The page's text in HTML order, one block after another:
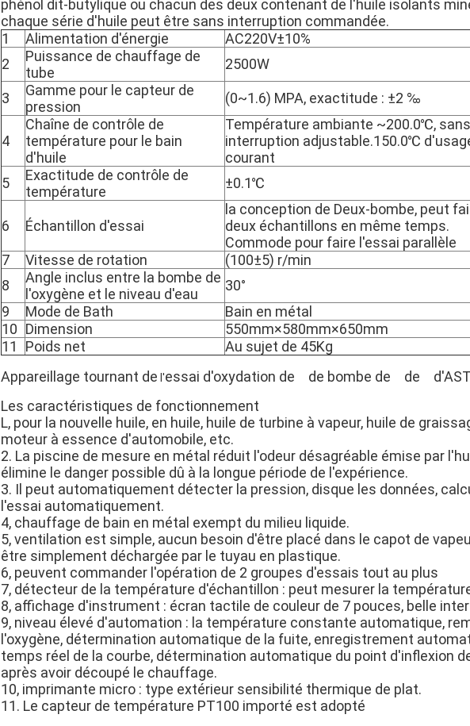
phénol dit-butylique ou chacun des deux contenant de l'huile isolants
chaque série d'huile peut être sans interruption commandée.
1
Alimentation d'énergie
AC220V±10%
2
Puissance de chauffage de
tube
2500W
3
Gamme pour le capteur de
pression
(0~1.6) MPA, exactitude : ±2 ‰
4
Chaîne de contrôle de
température pour le bain
d'huile
Température ambiante ~200.0℃, sans
interruption adjustable.150.0℃
courant
5
Exactitude de contrôle de
température
±0.1℃
6 Échantillon d'essai
la conception de Deux-bombe, peut
deux échantillons en même temps.
Commode pour faire l'essai parallèle
7
Vitesse de rotation
(100±5) r/min
8
Angle inclus entre la bombe de
l'oxygène et le niveau d'eau
30°
9
Mode de Bath
Bain en métal
10 Dimension
550mm×580mm×650mm
11
Poids net
Au sujet de 45Kg
Appareillage tournant de l'essai d'oxydation de de bombe de de d'
Les caractéristiques de fonctionnement
L, pour la nouvelle huile, en huile, huile de turbine à vapeur, huile de
moteur à essence d'automobile, etc.
2. La piscine de mesure en métal réduit l'odeur désagréable émise par
élimine le danger possible dû à la longue période de l'expérience.
3. Il peut automatiquement détecter la pression, disque les données,
l'essai automatiquement.
4, chauffage de bain en métal exempt du milieu liquide.
5, ventilation est simple, aucun besoin d'être placé dans le capot de
être simplement déchargée par le tuyau en plastique.
6, peuvent commander l'opération de 2 groupes d'essais tout au plus
7, détecteur de la température d'échantillon : peut mesurer la
8, affichage d'instrument : écran tactile de couleur de 7 pouces, belle
9, niveau élevé d'automation : la température constante automatique,
l'oxygène, détermination automatique de la fuite, enregistrement
temps réel de la courbe, détermination automatique du point d'inflexion
après avoir découpé le chauffage.
10, imprimante micro : type extérieur sensibilité thermique de plat.
11. Le capteur de température PT100 importé est adopté